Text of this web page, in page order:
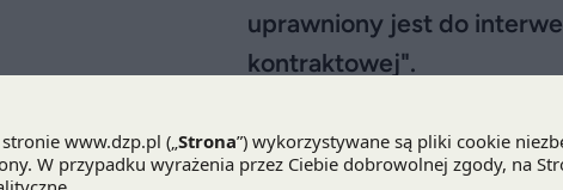
uprawniony jest do
kontraktowej".